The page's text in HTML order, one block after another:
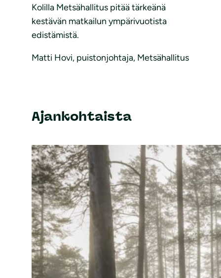
Kolilla Metsähallitus pitää tärkeänä
kestävän matkailun ympärivuotista
edistämistä.
Matti Hovi, puistonjohtaja, Metsähallitus
Ajankohtaista